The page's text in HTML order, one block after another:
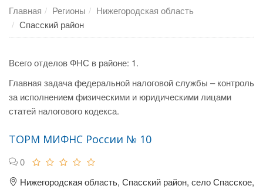
Главная Регионы
Нижегородская область
Спасский район
Всего отделов ФНС в районе: 1.
Главная задача федеральной налоговой службы – контроль
за исполнением физическими и юридическими лицами
статей налогового кодекса.
ТОРМ МИФНС России № 10
0
Нижегородская область, Спасский район, село Спасское,